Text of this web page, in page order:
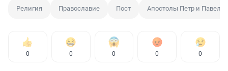
Религия Православие Пост Апостолы Петр и Павел
0 0 0 0 0